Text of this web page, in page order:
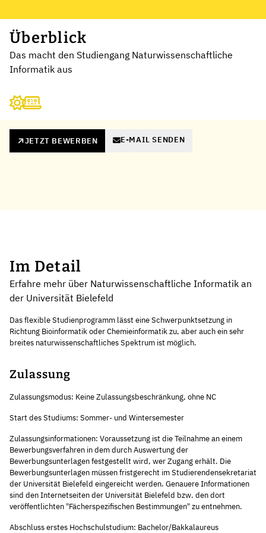
Überblick
Das macht den Studiengang Naturwissenschaftliche
Informatik aus
JETZT BEWERBEN E-MAIL SENDEN
Im Detail
Erfahre mehr über Naturwissenschaftliche Informatik an
der Universität Bielefeld
Das flexible Studienprogramm lässt eine Schwerpunktsetzung in
Richtung Bioinformatik oder Chemieinformatik zu, aber auch ein sehr
breites naturwissenschaftliches Spektrum ist möglich.
Zulassung
Zulassungsmodus: Keine Zulassungsbeschränkung, ohne NC
Start des Studiums: Sommer- und Wintersemester
Zulassungsinformationen: Voraussetzung ist die Teilnahme an einem
Bewerbungsverfahren in dem durch Auswertung der
Bewerbungsunterlagen festgestellt wird, wer Zugang erhält. Die
Bewerbungsunterlagen müssen fristgerecht im Studierendensekretariat
der Universität Bielefeld eingereicht werden. Genauere Informationen
sind den Internetseiten der Universität Bielefeld bzw. den dort
veröffentlichten "Fächerspezifischen Bestimmungen" zu entnehmen.
Abschluss erstes Hochschulstudium: Bachelor/Bakkalaureus